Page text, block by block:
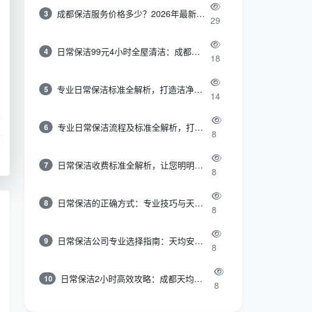
3 成都保洁服务价格多少？2026年最新报价表来了，这一篇看透所有费用
29
4 日常保洁99元4小时全屋清洁：成都天均安洁保洁超值服务全解析
18
5 专业日常保洁标准全解析，打造洁净舒适生活空间
14
6 专业日常保洁流程及标准全解析，打造洁净舒适环境
8
7 日常保洁收费标准全解析，让您明明白白消费
8
8 日常保洁的正确方式：专业技巧与天均安洁保洁服务全解析
8
9 日常保洁公司专业选择指南：天均安洁保洁服务全解析
8
10 日常保洁2小时高效攻略：成都天均安洁保洁专业时间管理方案
8